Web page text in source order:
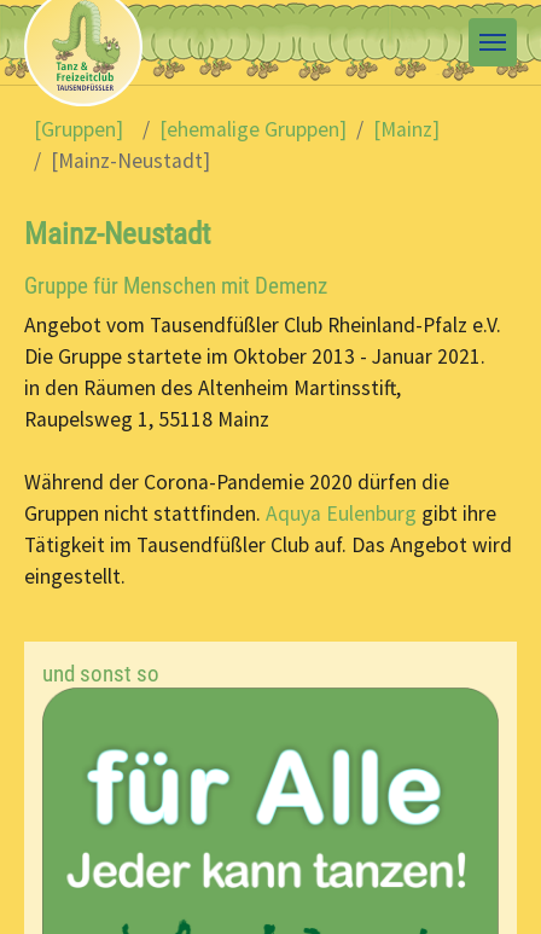
Skip to main content
You are here:
[Gruppen]
[ehemalige Gruppen]
[Mainz]
[Mainz-Neustadt]
Mainz-Neustadt
Gruppe für Menschen mit Demenz
Angebot vom Tausendfüßler Club Rheinland-Pfalz e.V.
Die Gruppe startete im Oktober 2013 - Januar 2021.
in den Räumen des Altenheim Martinsstift,
Raupelsweg 1, 55118 Mainz
Während der Corona-Pandemie 2020 dürfen die
Gruppen nicht stattfinden. Aquya Eulenburg gibt ihre
Tätigkeit im Tausendfüßler Club auf. Das Angebot wird
eingestellt.
und sonst so